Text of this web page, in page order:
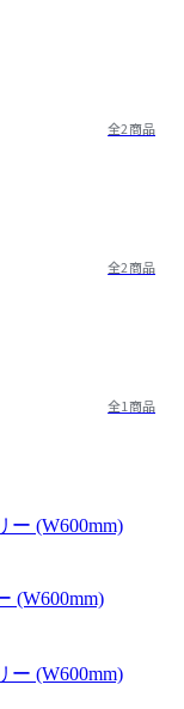
全2商品
全2商品
全1商品
(W600mm)